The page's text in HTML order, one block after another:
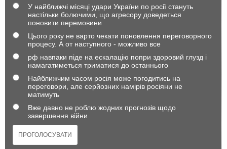
У найближчі місяці удари України по росії стануть
настільки болючими, що агресору доведеться
поновити перемовини
Цього року не варто чекати поновлення переговорного
процесу. А от наступного - можливо все
рф навпаки піде на ескалацію попри здоровий глузд і
намагатиметься триматися до останнього
Найближчим часом росія може погодитись на
переговори, але серйозних намірів росіяни не
матимуть
Вже давно не роблю жодних прогнозів щодо
завершення війни